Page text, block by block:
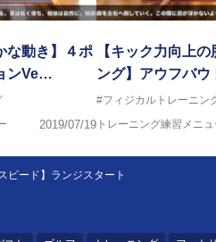
な動き】４ポ
ンVe…
2019/07/19
【キック力向上
ング】アウフバ
#フィジカルトレーニン
トレーニング練習メニュ
スピード】ランジスタート